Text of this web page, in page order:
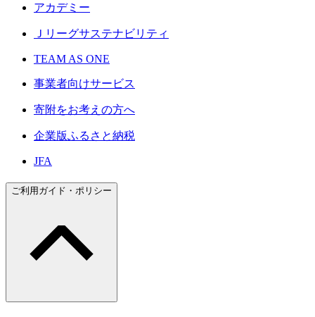
アカデミー
Ｊリーグサステナビリティ
TEAM AS ONE
事業者向けサービス
寄附をお考えの方へ
企業版ふるさと納税
JFA
ご利用ガイド・ポリシー